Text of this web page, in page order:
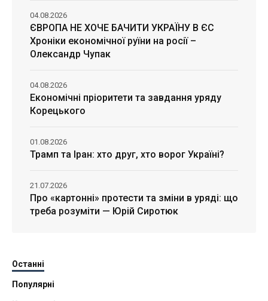
ЄВРОПА НЕ ХОЧЕ БАЧИТИ УКРАЇНУ В ЄС
Хроніки економічної руїни на росії –
Олександр Чупак
04.08.2026
Економічні пріоритети та завдання уряду
Корецького
04.08.2026
Трамп та Іран: хто друг, хто ворог Україні?
01.08.2026
Про «картонні» протести та зміни в уряді: що
треба розуміти — Юрій Сиротюк
21.07.2026
Останні
Популярні